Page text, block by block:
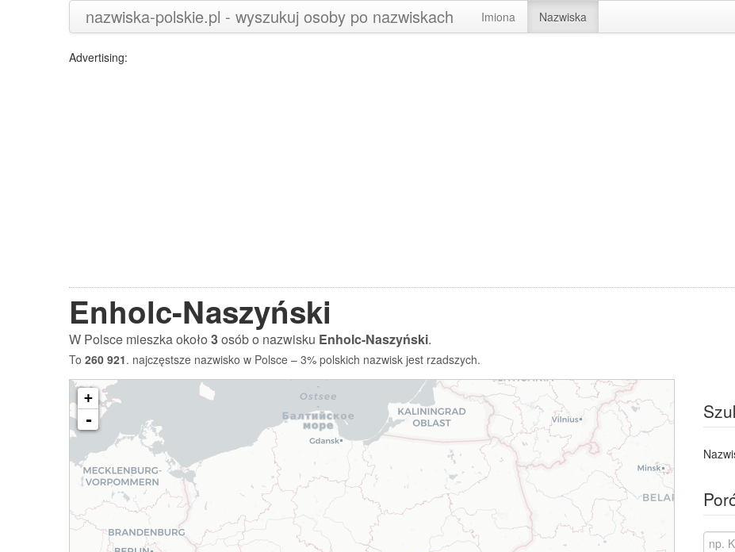
nazwiska-polskie.pl - wyszukuj osoby po nazwiskach Imiona Nazwiska
Advertising:
Enholc-Naszyński
W Polsce mieszka około3osób o nazwisku Enholc-Naszyński.
To 260 921. najczęstsze nazwisko w Polsce – 3% polskich nazwisk jest rzadszych.
+
-